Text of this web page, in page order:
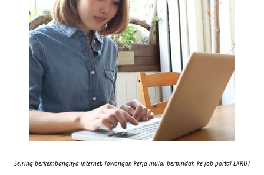
Seiring berkembangnya internet, lowongan kerja mulai berpindah ke job portal EKRUT